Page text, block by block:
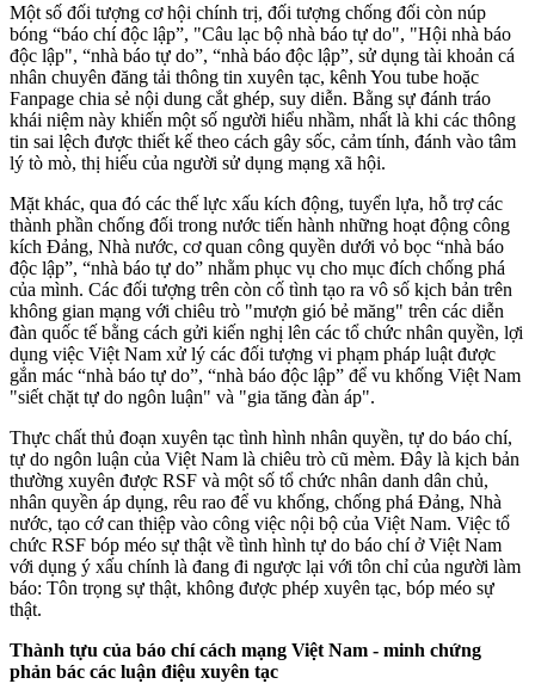
Một số đối tượng cơ hội chính trị, đối tượng chống đối còn núp
bóng “báo chí độc lập”, "Câu lạc bộ nhà báo tự do", "Hội nhà báo
độc lập", “nhà báo tự do”, “nhà báo độc lập”, sử dụng tài khoản cá
nhân chuyên đăng tải thông tin xuyên tạc, kênh You tube hoặc
Fanpage chia sẻ nội dung cắt ghép, suy diễn. Bằng sự đánh tráo
khái niệm này khiến một số người hiểu nhầm, nhất là khi các thông
tin sai lệch được thiết kế theo cách gây sốc, cảm tính, đánh vào tâm
lý tò mò, thị hiếu của người sử dụng mạng xã hội.
Mặt khác, qua đó các thế lực xấu kích động, tuyển lựa, hỗ trợ các
thành phần chống đối trong nước tiến hành những hoạt động công
kích Đảng, Nhà nước, cơ quan công quyền dưới vỏ bọc “nhà báo
độc lập”, “nhà báo tự do” nhằm phục vụ cho mục đích chống phá
của mình. Các đối tượng trên còn cố tình tạo ra vô số kịch bản trên
không gian mạng với chiêu trò "mượn gió bẻ măng" trên các diễn
đàn quốc tế bằng cách gửi kiến nghị lên các tổ chức nhân quyền, lợi
dụng việc Việt Nam xử lý các đối tượng vi phạm pháp luật được
gắn mác “nhà báo tự do”, “nhà báo độc lập” để vu khống Việt Nam
"siết chặt tự do ngôn luận" và "gia tăng đàn áp".
Thực chất thủ đoạn xuyên tạc tình hình nhân quyền, tự do báo chí,
tự do ngôn luận của Việt Nam là chiêu trò cũ mèm. Đây là kịch bản
thường xuyên được RSF và một số tổ chức nhân danh dân chủ,
nhân quyền áp dụng, rêu rao để vu khống, chống phá Đảng, Nhà
nước, tạo cớ can thiệp vào công việc nội bộ của Việt Nam. Việc tổ
chức RSF bóp méo sự thật về tình hình tự do báo chí ở Việt Nam
với dụng ý xấu chính là đang đi ngược lại với tôn chỉ của người làm
báo: Tôn trọng sự thật, không được phép xuyên tạc, bóp méo sự
thật.
Thành tựu của báo chí cách mạng Việt Nam - minh chứng
phản bác các luận điệu xuyên tạc